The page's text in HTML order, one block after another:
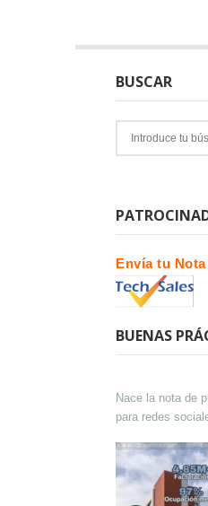
BUSCAR
Envía tu
BUENAS
Nace la nota de
para redes